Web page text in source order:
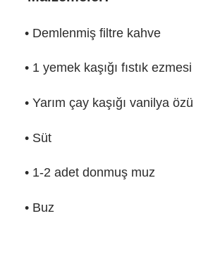
• Demlenmiş filtre kahve
• 1 yemek kaşığı fıstık ezmesi
• Yarım çay kaşığı vanilya özü
• Süt
• 1-2 adet donmuş muz
• Buz